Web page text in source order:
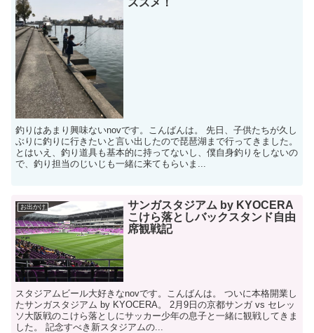
ススメ！
釣りはあまり興味ないnovです。こんばんは。 先日、子供たちが久し
ぶりに釣りに行きたいと言い出したので琵琶湖まで行ってきました。
とはいえ、釣り道具も基本的に持ってないし、僕自身釣りをしないの
で、釣り担当のじいじも一緒に来てもらいま...
お出かけ
サンガスタジアム by KYOCERA
こけら落としバックスタンド自由
席観戦記
スタジアムビール大好きなnovです。こんばんは。 ついに本格開業し
たサンガスタジアム by KYOCERA。 2月9日の京都サンガ vs セレッ
ソ大阪戦のこけら落としにサッカー少年の息子と一緒に観戦してきま
した。 記念すべき新スタジアムの...